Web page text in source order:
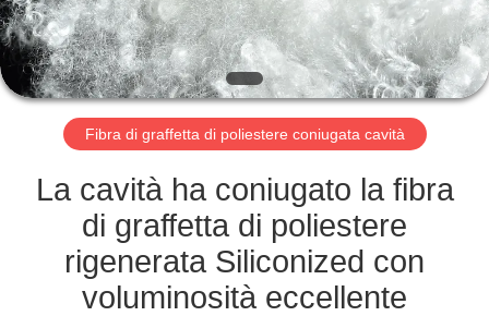
CONTROLLO
DI
QUALITÀ
CONTATTICI
NOTIZIA
Fibra di graffetta di poliestere coniugata cavità
La cavità ha coniugato la fibra
di graffetta di poliestere
rigenerata Siliconized con
voluminosità eccellente